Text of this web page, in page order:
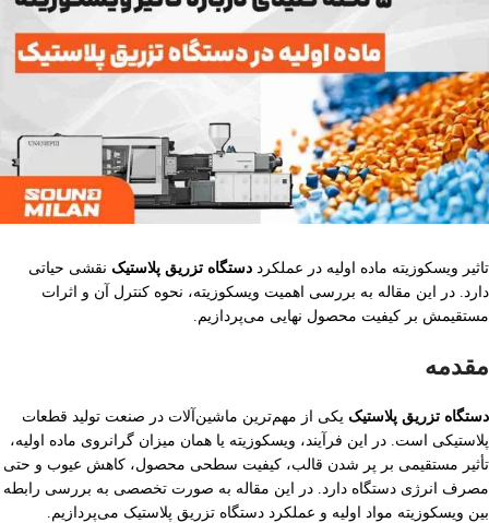
تاثیر ویسکوزیته ماده اولیه در عملکرد دستگاه تزریق پلاستیک نقشی حیاتی
دارد. در این مقاله به بررسی اهمیت ویسکوزیته، نحوه کنترل آن و اثرات
مستقیمش بر کیفیت محصول نهایی می‌پردازیم.
مقدمه
دستگاه تزریق پلاستیک یکی از مهم‌ترین ماشین‌آلات در صنعت تولید قطعات
پلاستیکی است. در این فرآیند، ویسکوزیته یا همان میزان گرانروی ماده اولیه،
تأثیر مستقیمی بر پر شدن قالب، کیفیت سطحی محصول، کاهش عیوب و حتی
مصرف انرژی دستگاه دارد. در این مقاله به صورت تخصصی به بررسی رابطه
بین ویسکوزیته مواد اولیه و عملکرد دستگاه تزریق پلاستیک می‌پردازیم.